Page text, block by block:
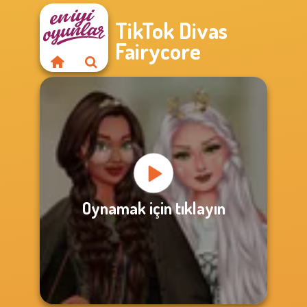
TikTok Divas
Fairycore
Oynamak için tıklayın